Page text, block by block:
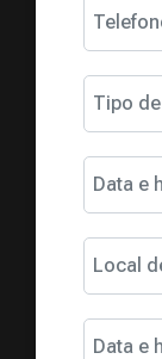
Tipo
Data e
Local
Data e